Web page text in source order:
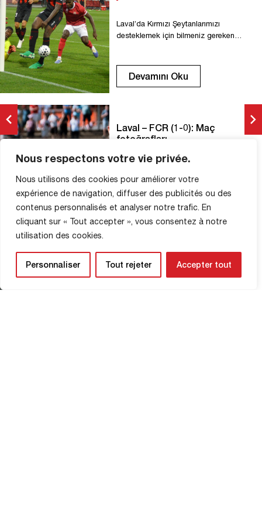
Nous respectons votre vie privée.
Nous utilisons des cookies pour améliorer votre
expérience de navigation, diffuser des publicités ou des
contenus personnalisés et analyser notre trafic. En
cliquant sur « Tout accepter », vous consentez à notre
utilisation des cookies.
Personnaliser Tout rejeter Accepter tout
Laval’da Kırmızı Şeytanlarımızı
desteklemek için bilmeniz gereken
edilmiştir. Kulüp tarafından maç günü
bilet satışı yapılmayacak ve gişede bilet
Tribünler doludur. İçecek ve yemek
standları – Nakit ve kredi kartı ile
ödeme. Herkese iyi […]
Devamını Oku
Laval – FCR (1-0): Maç
fotoğrafları
MAÇ FOTOĞRAFLARI
25 Mayıs 2026
© Antoine Bento Soares